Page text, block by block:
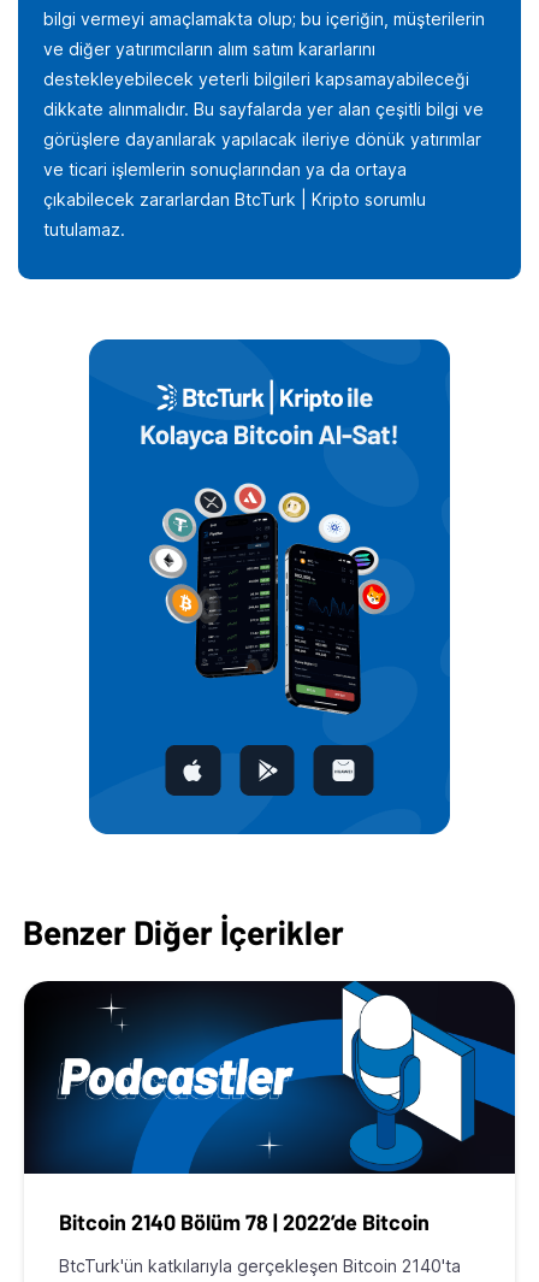
bilgi vermeyi amaçlamakta olup; bu içeriğin, müşterilerin
ve diğer yatırımcıların alım satım kararlarını
destekleyebilecek yeterli bilgileri kapsamayabileceği
dikkate alınmalıdır. Bu sayfalarda yer alan çeşitli bilgi ve
görüşlere dayanılarak yapılacak ileriye dönük yatırımlar
ve ticari işlemlerin sonuçlarından ya da ortaya
çıkabilecek zararlardan BtcTurk | Kripto sorumlu
tutulamaz.
Benzer Diğer İçerikler
Bitcoin 2140 Bölüm 78 | 2022’de Bitcoin
BtcTurk'ün katkılarıyla gerçekleşen Bitcoin 2140'ta